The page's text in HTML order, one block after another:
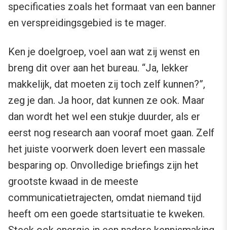
specificaties zoals het formaat van een banner
en verspreidingsgebied is te mager.
Ken je doelgroep, voel aan wat zij wenst en
breng dit over aan het bureau. “Ja, lekker
makkelijk, dat moeten zij toch zelf kunnen?”,
zeg je dan. Ja hoor, dat kunnen ze ook. Maar
dan wordt het wel een stukje duurder, als er
eerst nog research aan vooraf moet gaan. Zelf
het juiste voorwerk doen levert een massale
besparing op. Onvolledige briefings zijn het
grootste kwaad in de meeste
communicatietrajecten, omdat niemand tijd
heeft om een goede startsituatie te kweken.